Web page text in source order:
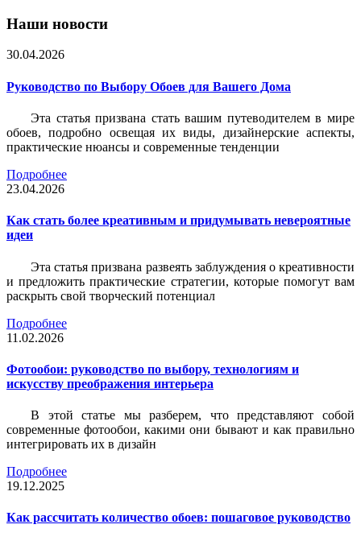
Наши новости
30.04.2026
Руководство по Выбору Обоев для Вашего Дома
Эта статья призвана стать вашим путеводителем в мире
обоев, подробно освещая их виды, дизайнерские аспекты,
практические нюансы и современные тенденции
Подробнее
23.04.2026
Как стать более креативным и придумывать невероятные
идеи
Эта статья призвана развеять заблуждения о креативности
и предложить практические стратегии, которые помогут вам
раскрыть свой творческий потенциал
Подробнее
11.02.2026
Фотообои: руководство по выбору, технологиям и
искусству преображения интерьера
В этой статье мы разберем, что представляют собой
современные фотообои, какими они бывают и как правильно
интегрировать их в дизайн
Подробнее
19.12.2025
Как рассчитать количество обоев: пошаговое руководство